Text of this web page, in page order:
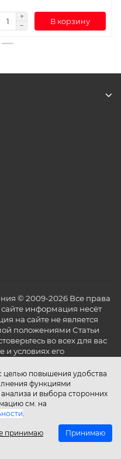
В корзину
целью повышения удобства
функциями
и выбора сторонних
см. на
.
принимаю Принимаю
© 2009-2026 Все права
информация несёт
на сайте не является
положениями Статьи
во всех для вас
и условиях его